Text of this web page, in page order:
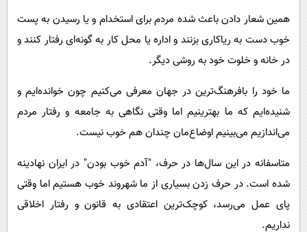
همین شعار دادن باعث شده مردم برای استخدام و یا رسیدن به پست
خوب دست به ریاکاری بزنند و اداره یا محل کار به گونه‌ای رفتار کنند و
در خانه و خلوت خود به روشی دیگر.
ما خود را بافرهنگ‌ترین در جهان معرفی می‌کنیم چون خوانده‌ایم و
شنیده‌ایم که ما بهترینیم اما وقتی نگاهی به جامعه و رفتار مردم
می‌اندازیم می‌بینیم اوضاع‌مان چندان هم خوب نیست.
متاسفانه در این سال‌ها در حرف، "آدم خوب بودن" در ایران نهادینه
شده است. در حرف زدن بسیاری از ما شهروند خوب هستیم اما وقتی
پای عمل می‌رسد، کوچک‌ترین اعتقادی به قانون و رفتار اخلاقی
نداریم.